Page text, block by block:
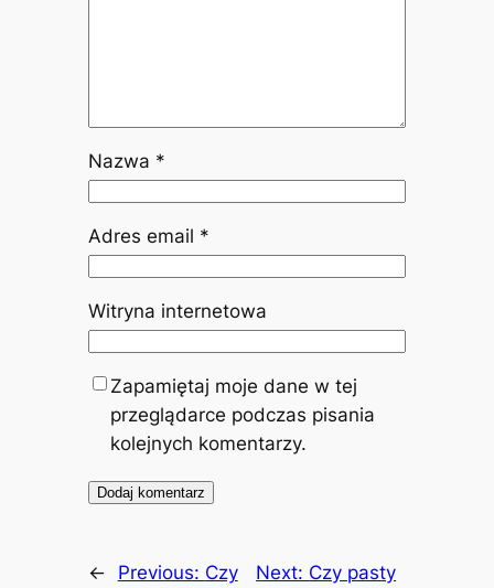
Nazwa *
Adres email *
Witryna internetowa
Zapamiętaj moje dane w tej
przeglądarce podczas pisania
kolejnych komentarzy.
← Previous: Czy
Next: Czy pasty